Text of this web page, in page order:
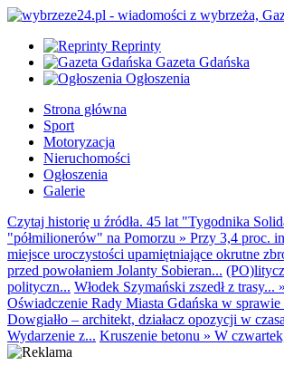
Reprinty
Gazeta Gdańska
Ogłoszenia
Strona główna
Sport
Motoryzacja
Nieruchomości
Ogłoszenia
Galerie
Czytaj historię u źródła. 45 lat "Tygodnika
"półmilionerów" na Pomorzu » Przy 3,4 proc.
miejsce uroczystości upamiętniające okrutne
przed powołaniem Jolanty Sobieran...
polityczn... Włodek Szymański zszedł z trasy... »
Oświadczenie Rady Miasta Gdańska w
Dowgiałło – architekt, działacz opozycji w
Wydarzenie z... Kruszenie betonu » W